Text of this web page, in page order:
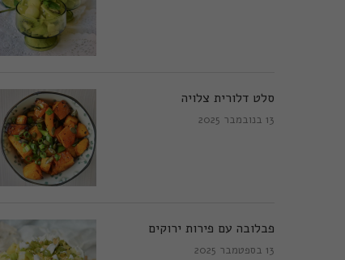
סלט דלורית צלויה
13 בנובמבר 2025
פבלובה עם פירות ירוקים
13 בספטמבר 2025